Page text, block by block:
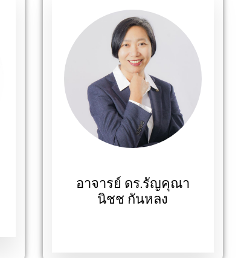
อาจารย์ ดร.รัญคุณา
นิชช กันหลง